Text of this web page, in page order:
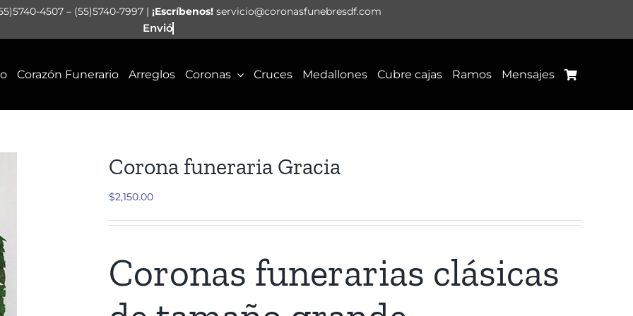
4507 – (55)5740-7997 | ¡Escríbenos!servicio@coronasfunebresdf.com
Corazón Funerario Arreglos Coronas Cruces Medallones Cubre cajas Ramos Mensajes
Corona funeraria Gracia
$2,150.00
Coronas funerarias clásicas